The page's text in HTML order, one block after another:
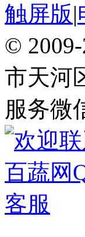
触屏版|
©
市天河
服务微